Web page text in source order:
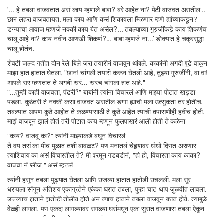
'... हे तबला वाजवतात असं काय म्हणाले बाबा? बरे आहेत ना? पेटी वाजवत असतील...
छान लहरा वाजवतायत. मला काय आणि कसं शिकायला मिळणार म्हणे ह्यांच्याकडून?
डग्ग्याचा आवाज म्हणजे नक्की काय येत असेल?... तबल्याच्या गुरुजींकडे काय शिकणंच
चालू आहे ना? काय नवीन आणखी शिकणं?... बाबा म्हणजे ना...’ डोक्यात हे चक्रसुद्धा
चालू होतंच.
शेवटी जलद गतीत दोन रेले-बिले जरा तयारीनं वाजवून थांबले. काकांनी अगदी पुढे वाकून
माझा हात हातात घेतला, "छान! चांगली तयारी करून घेतली आहे, तुझ्या गुरुजींनी, वा वा!
आपले सर म्हणतात ते अगदी खरं... खरच चांगला हात आहे."
"...तुम्ही काही वाजवता, पंढरी?" बाबांनी त्यांना विचारलं आणि माझ्या पोटात खड्डा
पडला. कुठेतरी ते नक्की कसा वाजवत असतील डग्गा ह्याची मला उत्सुकता तर होतीच.
तबल्यात आपण कुठे आहोत ते कळण्यासाठी ते कुठे आहेत त्याची तपासणीही हवीच होती.
माझं वाजवून झालं होतं तरी पोटात काय म्हणून फुलपाखरं आली होती ते कळेना.
"काय? वाजवू का?" त्यांनी माझ्याकडे बघून विचारलं
ते वय तसं का मीच मुळात तशी बावळट? पण मनातलं चेहर्‍यावर धोधो दिसत असणार
त्याशिवाय का असं विचारतील ते? मी वरमून गडबडीनं, "हो हो, विचारता काय काका?
वाजवा नं प्लीज," असं म्हटलं.
त्यांनी हसून तबला पुढ्यात घेतला आणि उजव्या हातात हातोडी उचलली. मला सूर
धरायला सांगून अतिशय एकाग्रतेने एकेका घरात तबला, पुन्हा चाट-थाप जुळवीत लावला.
उजव्याच हाताने हातोडी तोलीत होते अन त्याच हाताने तबला वाजवून बघत होते. त्यामुळे
वेळही लागला. पण एकदा लागल्यावर सगळ्या घरांमधून एका सुरात वाजणारा तबला ऐकून